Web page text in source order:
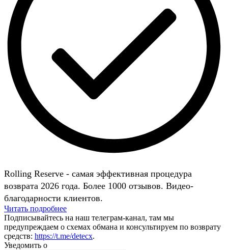
Rolling Reserve - самая эффективная процедура
возврата 2026 года. Более 1000 отзывов. Видео-
благодарности клиентов.
Читать подробнее
Подписывайтесь на наш телеграм-канал, там мы
предупреждаем о схемах обмана и консультируем по возврату
средств: https://t.me/detecx.
Уведомить о